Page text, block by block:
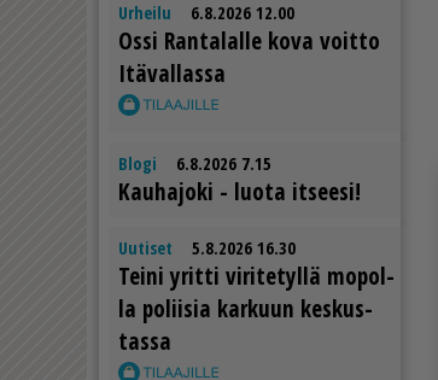
Urheilu 6.8.2026 12.00
Os­si Ran­ta­lal­le kova voit­to
Itä­val­las­sa
Blogi 6.8.2026 7.15
Kau­ha­jo­ki - luo­ta it­see­si!
Uutiset 5.8.2026 16.30
Tei­ni yrit­ti vi­ri­te­tyl­lä mo­pol­
la po­lii­sia kar­kuun kes­kus­
tas­sa